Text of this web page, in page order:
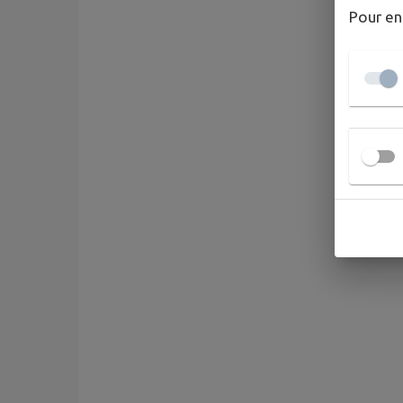
Pour